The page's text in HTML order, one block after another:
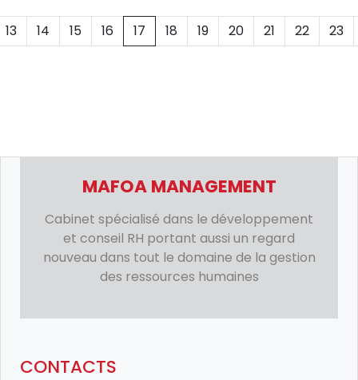
13 14 15 16 17 18 19 20 21 22 23
MAFOA MANAGEMENT
Cabinet spécialisé dans le développement
et conseil RH portant aussi un regard
nouveau dans tout le domaine de la gestion
des ressources humaines
CONTACTS